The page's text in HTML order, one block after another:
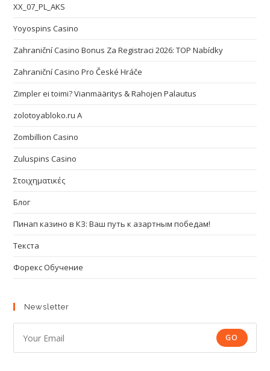
XX_07_PL_AKS
Yoyospins Casino
Zahraniční Casino Bonus Za Registraci 2026: TOP Nabídky
Zahraniční Casino Pro České Hráče
Zimpler ei toimi? Vianmääritys & Rahojen Palautus
zolotoyabloko.ru A
Zombillion Casino
Zuluspins Casino
Στοιχηματικές
Блог
Пинап казино в КЗ: Ваш путь к азартным победам!
Текста
Форекс Обучение
Newsletter
GO